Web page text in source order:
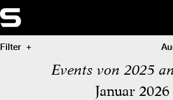
Filter
Events von 2025
Januar 2026